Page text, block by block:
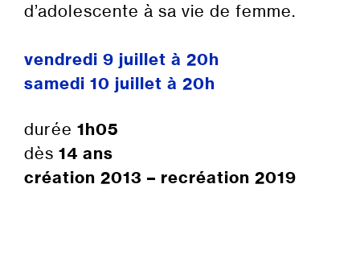
d’adolescente à sa vie de femme.
vendredi 9 juillet à 20h
samedi 10 juillet à 20h
durée 1h05
dès 14 ans
création 2013 – recréation 2019